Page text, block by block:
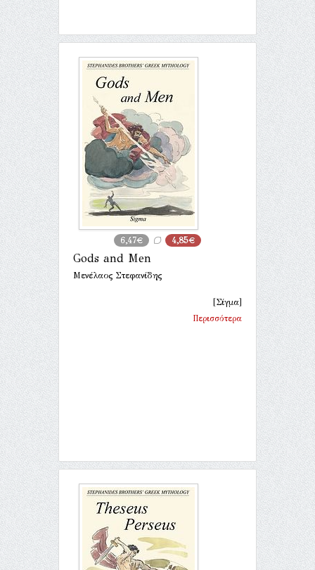
6,47€ 4,85€
Gods and Men
Μενέλαος Στεφανίδης
[Σίγμα]
Περισσότερα